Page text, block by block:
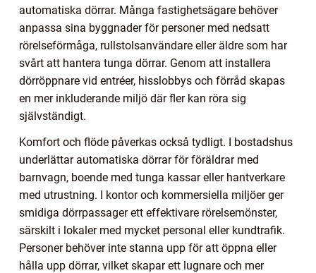
automatiska dörrar. Många fastighetsägare behöver
anpassa sina byggnader för personer med nedsatt
rörelseförmåga, rullstolsanvändare eller äldre som har
svårt att hantera tunga dörrar. Genom att installera
dörröppnare vid entréer, hisslobbys och förråd skapas
en mer inkluderande miljö där fler kan röra sig
självständigt.
Komfort och flöde påverkas också tydligt. I bostadshus
underlättar automatiska dörrar för föräldrar med
barnvagn, boende med tunga kassar eller hantverkare
med utrustning. I kontor och kommersiella miljöer ger
smidiga dörrpassager ett effektivare rörelsemönster,
särskilt i lokaler med mycket personal eller kundtrafik.
Personer behöver inte stanna upp för att öppna eller
hålla upp dörrar, vilket skapar ett lugnare och mer